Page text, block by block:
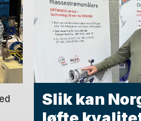
Slik kan